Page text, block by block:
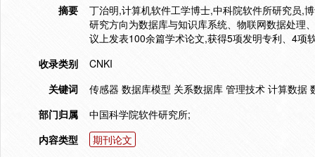
摘要
丁治明,计算机软件工学博士,中科院软件所研究员,
研究方向为数据库与知识库系统、物联网数据处理
议上发表100余篇学术论文,获得5项发明专利、4项
收录类别
CNKI
关键词
传感器 数据库模型 关系数据库 管理技术 计算数据
部门归属
中国科学院软件研究所;
内容类型
期刊论文